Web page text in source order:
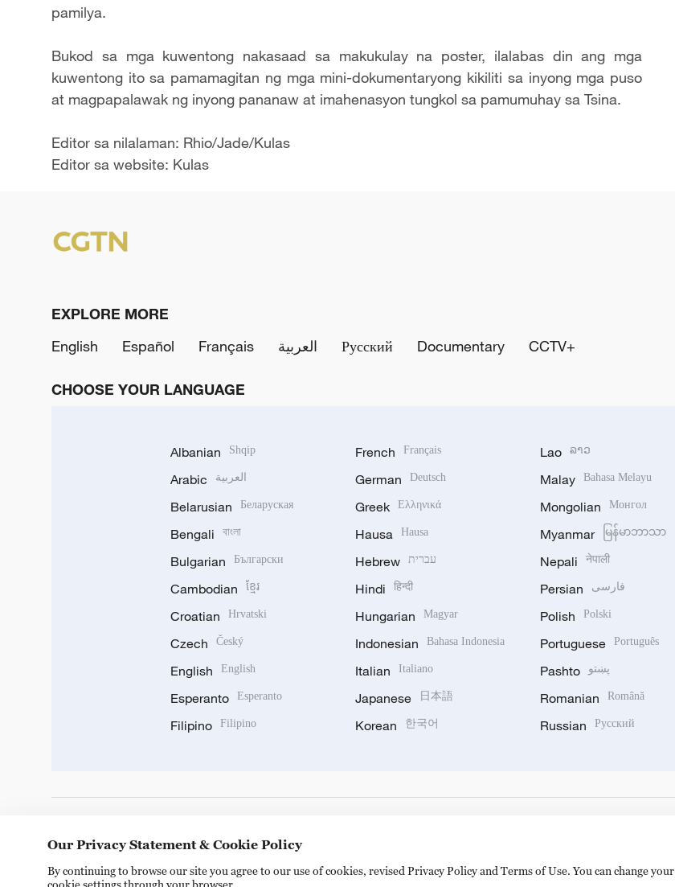
pamilya.
Bukod sa mga kuwentong nakasaad sa makukulay na poster, ilalabas din ang mga
kuwentong ito sa pamamagitan ng mga mini-dokumentaryong kikiliti sa inyong mga puso
at magpapalawak ng inyong pananaw at imahenasyon tungkol sa pamumuhay sa Tsina.
Editor sa nilalaman: Rhio/Jade/Kulas
Editor sa website: Kulas
EXPLORE MORE
English
Español Français العربية Русский Documentary CCTV+
CHOOSE YOUR LANGUAGE
Albanian Shqip
Arabic العربية
Belarusian Беларуская
Bengali বাংলা
Bulgarian Български
Cambodian ខ្មែរ
Croatian Hrvatski
Czech Český
English English
Esperanto Esperanto
Filipino Filipino
French Français
German Deutsch
Greek Ελληνικά
Hausa Hausa
Hebrew עברית
Hindi हिन्दी
Hungarian Magyar
Indonesian Bahasa Indonesia
Italian Italiano
Japanese 日本語
Korean 한국어
Lao ລາວ
Malay Bahasa Melayu
Mongolian Монгол
Myanmar မြန်မာဘာသာ
Nepali नेपाली
Persian فارسی
Polish Polski
Portuguese Português
Pashto پښتو
Romanian Română
Russian Русский
Our Privacy Statement & Cookie Policy
By continuing to browse our site you agree to our use of cookies, revised Privacy Policy and Terms of Use. You can change your
cookie settings through your browser.